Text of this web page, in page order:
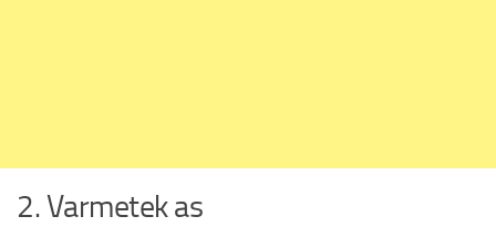
2. Varmetek as